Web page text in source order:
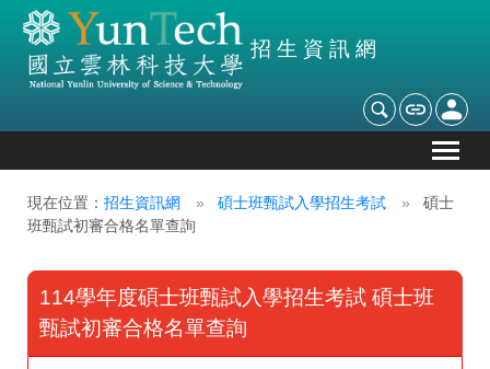
招生資訊網
現在位置： 招生資訊網 碩士班甄試入學招生考試
碩士
班甄試初審合格名單查詢
114學年度碩士班甄試入學招生考試 碩士班
甄試初審合格名單查詢